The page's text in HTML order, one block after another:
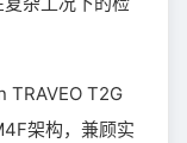
TRAVEO T2G
架构，兼顾实